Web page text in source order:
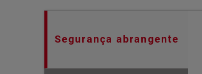
Segurança abrangente